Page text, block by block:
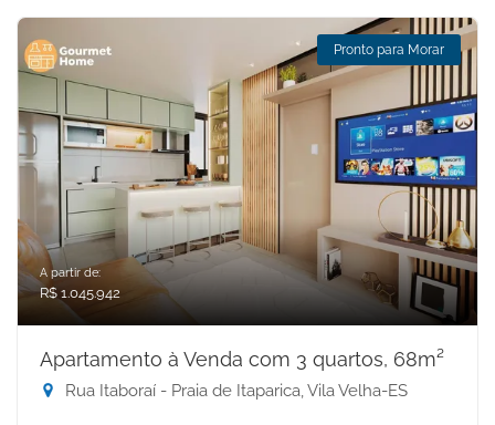
Pronto para Morar
A partir de:
R$ 1.045.942
Apartamento à Venda com 3 quartos, 68m²
Rua Itaboraí - Praia de Itaparica, Vila Velha-ES